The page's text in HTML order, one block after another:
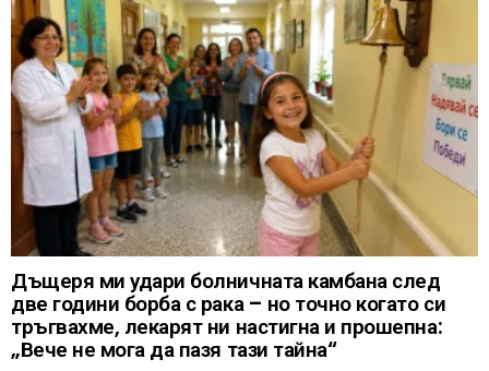
Дъщеря ми удари болничната камбана след
две години борба с рака – но точно когато си
тръгвахме, лекарят ни настигна и прошепна:
„Вече не мога да пазя тази тайна“